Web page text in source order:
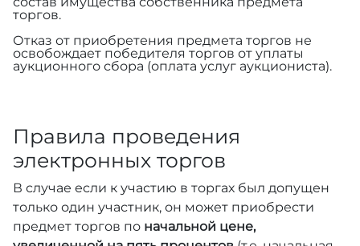
торгов.
Отказ от приобретения предмета торгов не
освобождает победителя торгов от уплаты
аукционного сбора (оплата услуг аукциониста).
Правила проведения
электронных торгов
В случае если к участию в торгах был допущен
только один участник, он может приобрести
предмет торгов по начальной цене,